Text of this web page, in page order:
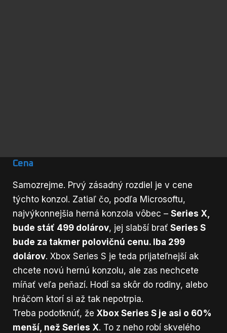
Cena
Samozrejme. Prvý zásadný rozdiel je v cene
týchto konzol. Zatiaľ čo, podľa Microsoftu,
najvýkonnejšia herná konzola vôbec – Series X,
bude stáť 499 dolárov, jej slabší brať Series S
bude za takmer polovičnú cenu. Iba 299
dolárov. Xbox Series S je teda prijateľnejší ak
chcete novú hernú konzolu, ale zas nechcete
míňať veľa peňazí. Hodí sa skôr do rodiny, alebo
hráčom ktorí si až tak nepotrpia.
Treba podotknúť, že Xbox Series S je asi o 60%
menší, než Series X. To z neho robí skvelého